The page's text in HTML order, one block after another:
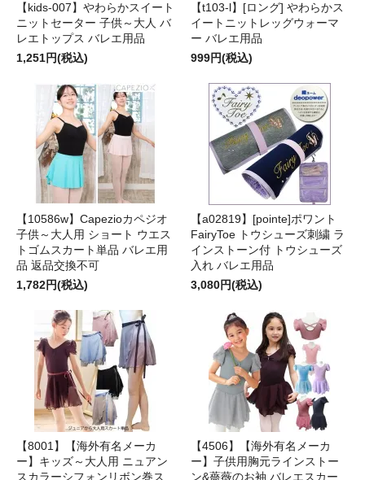
【kids-007】やわらかスイート
ニットセーター 子供～大人 バ
レエトップス バレエ用品
1,251円(税込)
【t103-l】[ロング] やわらかス
イートニットレッグウォーマ
ー バレエ用品
999円(税込)
【10586w】Capezioカペジオ
子供～大人用 ショート ウエス
トゴムスカート単品 バレエ用
品 返品交換不可
1,782円(税込)
【a02819】[pointe]ポワント
FairyToe トウシューズ刺繍 ラ
インストーン付 トウシューズ
入れ バレエ用品
3,080円(税込)
【8001】【海外有名メーカ
ー】キッズ～大人用 ニュアン
スカラーシフォンリボン巻ス
【4506】【海外有名メーカ
ー】子供用胸元ラインストー
ン&薔薇のお袖 バレエスカー